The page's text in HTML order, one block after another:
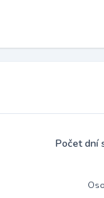
Počet dní